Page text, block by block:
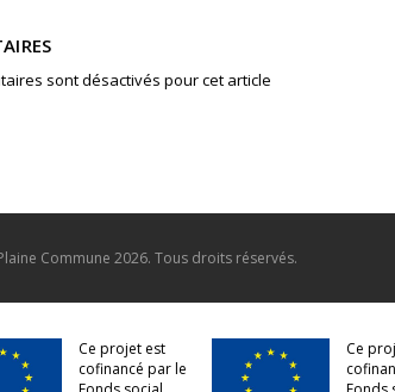
sont désactivés pour cet article
Commune 2026. Tous droits réservés.
Ce projet est
cofinancé par le
Ce